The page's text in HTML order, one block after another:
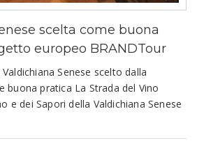
scelta come buona
europeo BRANDTour
Senese scelto dalla
buona pratica La Strada del Vino
e dei Sapori della Valdichiana Senese